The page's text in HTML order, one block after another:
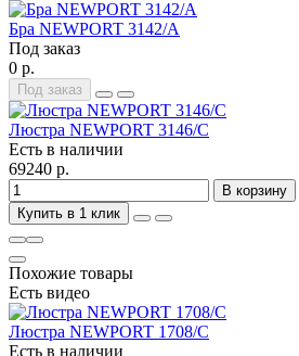
Бра NEWPORT 3142/A
Под заказ
0 р.
Под заказ
Люстра NEWPORT 3146/C
Есть в наличии
69240 р.
В корзину
Купить в 1 клик
Похожие товары
Есть видео
Люстра NEWPORT 1708/C
Есть в наличии